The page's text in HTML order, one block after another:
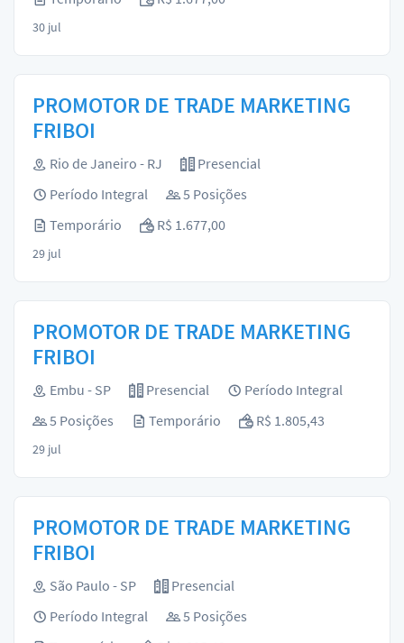
30 jul
PROMOTOR DE TRADE MARKETING
FRIBOI
Rio de Janeiro - RJ
Presencial
Período Integral
5 Posições
Temporário
R$ 1.677,00
29 jul
PROMOTOR DE TRADE MARKETING
FRIBOI
Embu - SP Presencial
Período Integral
5 Posições
Temporário R$ 1.805,43
29 jul
PROMOTOR DE TRADE MARKETING
FRIBOI
São Paulo - SP
Presencial
Período Integral
5 Posições